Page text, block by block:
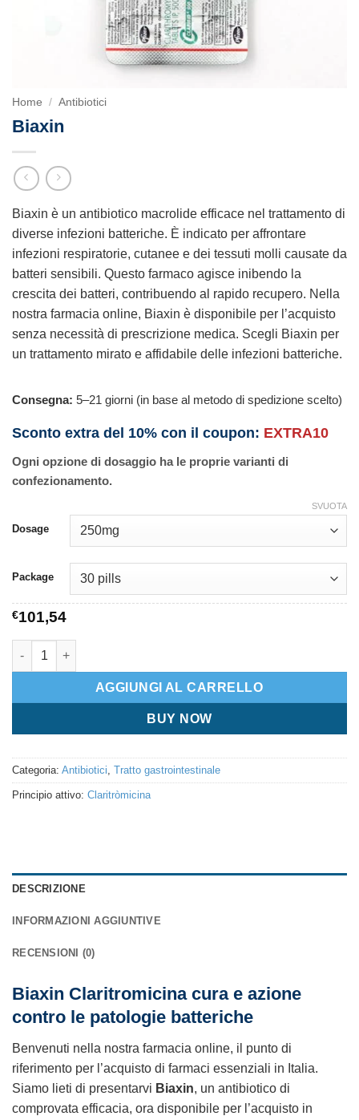
Home / Antibiotici
Biaxin
Biaxin è un antibiotico macrolide efficace nel trattamento di
diverse infezioni batteriche. È indicato per affrontare
infezioni respiratorie, cutanee e dei tessuti molli causate da
batteri sensibili. Questo farmaco agisce inibendo la
crescita dei batteri, contribuendo al rapido recupero. Nella
nostra farmacia online, Biaxin è disponibile per l’acquisto
senza necessità di prescrizione medica. Scegli Biaxin per
un trattamento mirato e affidabile delle infezioni batteriche.
Consegna: 5–21 giorni (in base al metodo di spedizione scelto)
Sconto extra del 10% con il coupon: EXTRA10
Ogni opzione di dosaggio ha le proprie varianti di
confezionamento.
Dosage
Package
SVUOTA
€101,54
Biaxin quantità
AGGIUNGI AL CARRELLO
BUY NOW
Categoria: Antibiotici Tratto gastrointestinale
Principio attivo: Claritròmicina
DESCRIZIONE
INFORMAZIONI AGGIUNTIVE
RECENSIONI (0)
Biaxin Claritromicina cura e azione
contro le patologie batteriche
Benvenuti nella nostra farmacia online, il punto di
riferimento per l’acquisto di farmaci essenziali in Italia.
Siamo lieti di presentarvi Biaxin, un antibiotico di
comprovata efficacia, ora disponibile per l’acquisto in